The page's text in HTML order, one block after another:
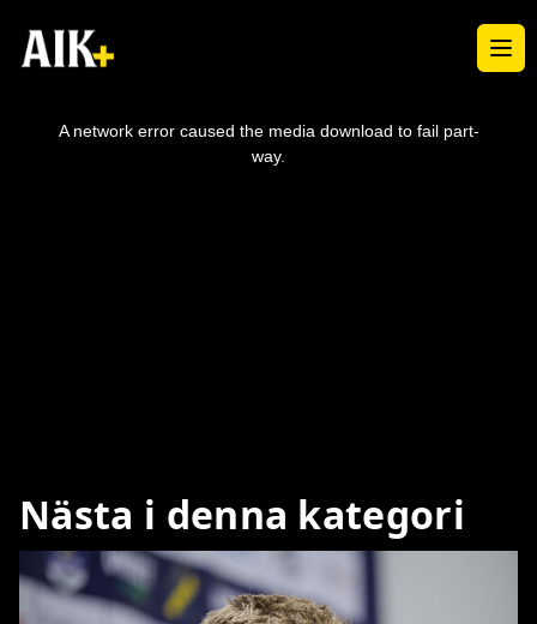
A network error caused the media download to fail part-
way.
Nästa i denna kategori